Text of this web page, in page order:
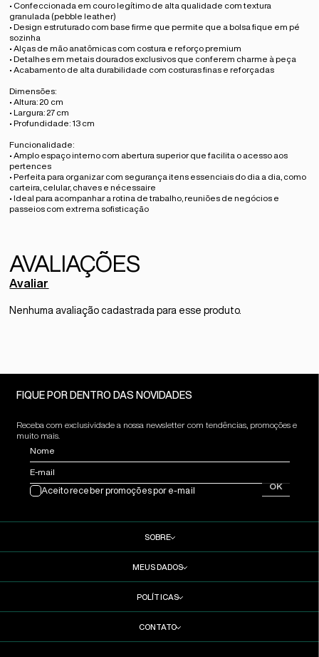
• Confeccionada em couro legítimo de alta qualidade com textura
granulada (pebble leather)
• Design estruturado com base firme que permite que a bolsa fique em pé
sozinha
• Alças de mão anatômicas com costura e reforço premium
• Detalhes em metais dourados exclusivos que conferem charme à peça
• Acabamento de alta durabilidade com costuras finas e reforçadas
Dimensões:
• Altura: 20 cm
• Largura: 27 cm
• Profundidade: 13 cm
Funcionalidade:
• Amplo espaço interno com abertura superior que facilita o acesso aos
pertences
• Perfeita para organizar com segurança itens essenciais do dia a dia, como
carteira, celular, chaves e nécessaire
• Ideal para acompanhar a rotina de trabalho, reuniões de negócios e
passeios com extrema sofisticação
Avaliar
Nenhuma avaliação cadastrada para esse produto.
FIQUE POR DENTRO DAS NOVIDADES
Receba com exclusividade a nossa newsletter com tendências, promoções e
muito mais.
Nome
E-mail
OK
Aceito receber promoções por e-mail
SOBRE
MEUS DADOS
POLÍTICAS
CONTATO